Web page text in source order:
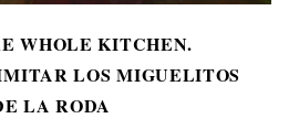
WHOLE KITCHEN.
LOS MIGUELITOS
LA RODA